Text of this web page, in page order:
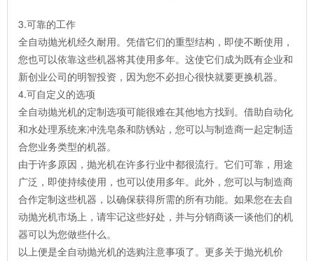
3.可靠的工作
全自动抛光机经久耐用。凭借它们的重型结构，即使不断使用，
您也可以依靠这些机器将其使用多年。这使它们成为既有企业和
新创业公司的明智投资，因为您不必担心很快就要更换机器。
4.可自定义的选项
全自动抛光机的定制选项可能很难在其他地方找到。借助自动化
和水处理系统来冲洗皂条和防锈站，您可以与制造商一起定制适
合您业务类型的机器。
由于许多原因，抛光机在许多行业中都很流行。它们可靠，用途
广泛，即使持续使用，也可以使用多年。此外，您可以与制造商
合作定制这些机器，以确保获得所需的所有功能。如果您在去自
动抛光机市场上，请牢记这些好处，并与分销商谈一谈他们的机
器可以为您做些什么。
以上便是全自动抛光机的选购注意事项了。更多关于抛光机价